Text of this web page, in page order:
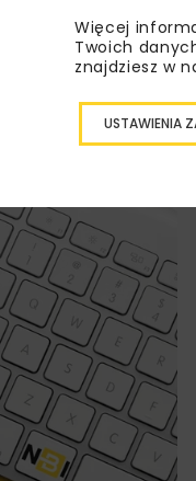
Więcej
Twoich
znajdziesz w
USTAWIENIA